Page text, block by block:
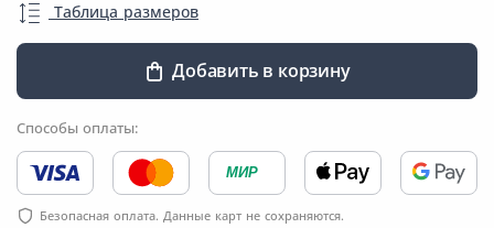
Таблица размеров
Добавить в корзину
Способы оплаты:
МИР
Безопасная оплата. Данные карт не сохраняются.